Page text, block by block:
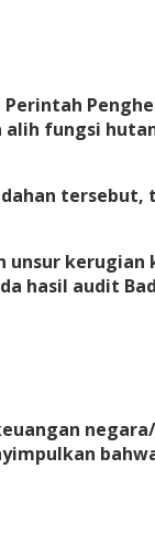
fungsi
kerugian
hasil audit